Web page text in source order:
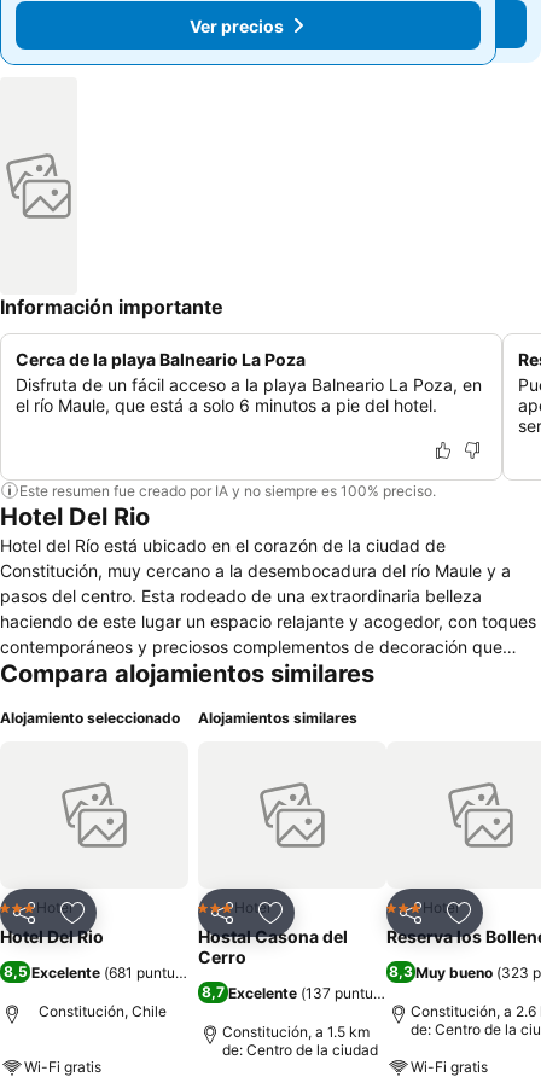
Ver precios
Ver precios
Información importante
Cerca de la playa Balneario La Poza
Disfruta de un fácil acceso a la playa Balneario La Poza, en
el río Maule, que está a solo 6 minutos a pie del hotel.
Este resumen fue creado por IA y no siempre es 100% preciso.
Hotel Del Rio
Hotel del Río está ubicado en el corazón de la ciudad de
Constitución, muy cercano a la desembocadura del río Maule y a
pasos del centro. Esta rodeado de una extraordinaria belleza
haciendo de este lugar un espacio relajante y acogedor, con toques
contemporáneos y preciosos complementos de decoración que
caracterizan nuestras habitaciones y salón. Este hotel cuenta con
de los visitantes y otorgando el confort necesario para un descanso
tragos y aperitivos y también exquisitos dulces y pasteles
acompañados del mejor café. También hay un salón-comedor con
una capacidad máxima de 150 personas donde podrá disfrutar de
y/o capacitaciones.
Compara alojamientos similares
Alojamiento seleccionado
CompartirAgregar a favoritos
3 Estrellas
Hotel
Hotel Del Rio
8,5 Excelente (681 puntuaciones
Constitución, Chile
Wi-Fi gratis
Alojamientos similares
CompartirAgregar a favoritos
3 Estrellas
Hotel
Hostal Casona del
Cerro
8,7 Excelente (137 puntuaciones
Constitución, a 1.5 km
de: Centro de la ciudad
CompartirAgregar
3 Estrellas
Hotel
Reserva los
8,3Muy bueno (323
Constitución, a 2.6
de: Centro de la
Wi-Fi gratis